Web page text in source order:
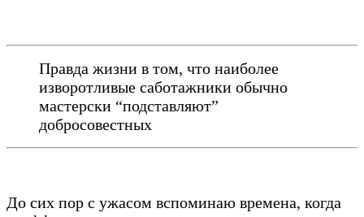
Правда жизни в том, что наиболее
изворотливые саботажники обычно
мастерски “подставляют”
добросовестных
До сих пор с ужасом вспоминаю времена, когда